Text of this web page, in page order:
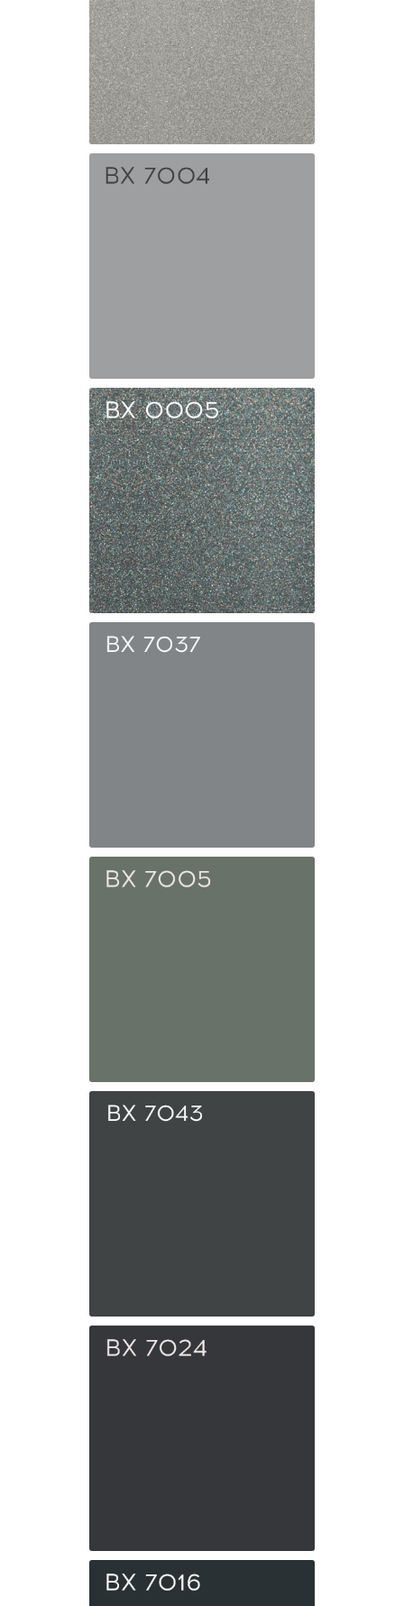
BX 9007
Мокрый
BX 7004
Серый
сигнальный
BX 0005
BX 7037
BX 7005
BX 7043
BX 7024